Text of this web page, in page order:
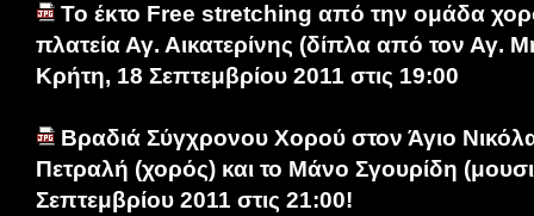
Το έκτο Free stretching από την ομάδα
πλατεία Αγ. Αικατερίνης (δίπλα από τον Αγ.
Κρήτη, 18 Σεπτεμβρίου 2011 στις 19:00
Βραδιά Σύγχρονου Χορού στον Άγιο
Πετραλή (χορός) και το Μάνο Σγουρίδη
Σεπτεμβρίου 2011 στις 21:00!